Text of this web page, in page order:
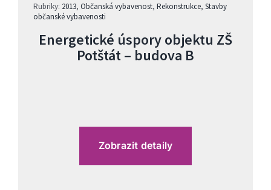
Rubriky: 2013, Občanská vybavenost, Rekonstrukce, Stavby
občanské vybavenosti
Energetické úspory objektu ZŠ
Potštát – budova B
Zobrazit detaily